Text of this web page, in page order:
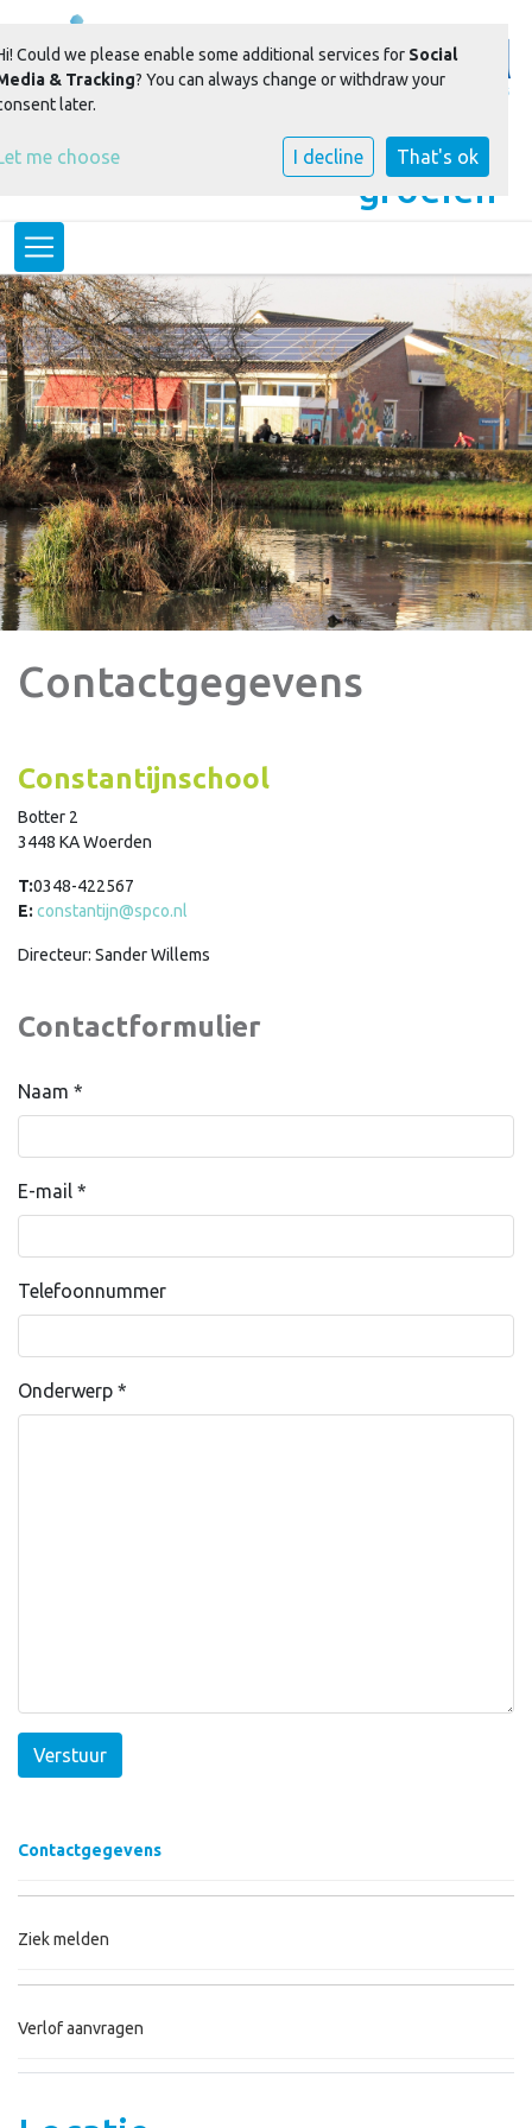
Samen spelen + leren =
groeien
Toggle navigation
Contactgegevens
Constantijnschool
Botter 2
3448 KA Woerden
T:0348-422567
E: constantijn@spco.nl
Directeur: Sander Willems
Contactformulier
Naam *
E-mail *
Telefoonnummer
Onderwerp *
Verstuur
Contactgegevens
Ziek melden
Verlof aanvragen
Could we please enable some additional services for Social
& Tracking? You can always change or withdraw your
later.
me choose I decline That's ok